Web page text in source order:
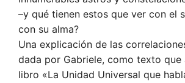
–y qué tienen estos que ver con el
con su alma?
Una explicación de las
dada por Gabriele, como texto que
libro «La Unidad Universal que